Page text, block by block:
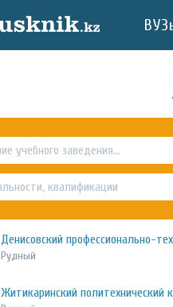
Денисовский профессионально-
Рудный
Житикаринский политехнический